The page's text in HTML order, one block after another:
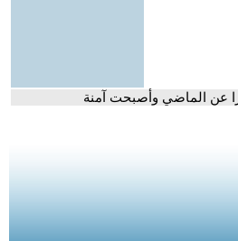
عن الماضي وأصبحت آمنة